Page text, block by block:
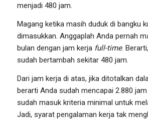
menjadi 480 jam.
Magang ketika masih duduk di bangku
dimasukkan. Anggaplah Anda pernah
bulan dengan jam kerja full-time.
sudah bertambah sekitar 480 jam.
Dari jam kerja di atas, jika ditotalkan
berarti Anda sudah mencapai 2.880
sudah masuk kriteria minimal untuk
Jadi, syarat pengalaman kerja tak